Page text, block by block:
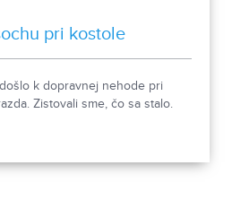
pri kostole
k dopravnej nehode pri
Zistovali sme, čo sa stalo.